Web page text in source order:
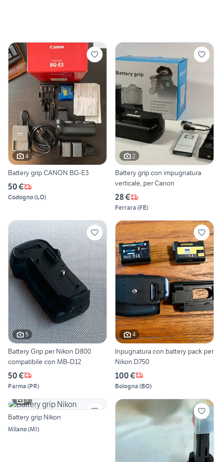
4
Battery grip CANON BG-E3
50 €
Codogno(LO)
2
Battery grip con impugnatura
verticale, per Canon
28 €
Ferrara (FE)
5
Battery Grip per Nikon D800
compatibile con MB-D12
50 €
Parma (PR)
4
Inpugnatura con battery pack per
Nikon D750
100 €
Bologna (BO)
3
Battery grip Nikon
Milano(MI)